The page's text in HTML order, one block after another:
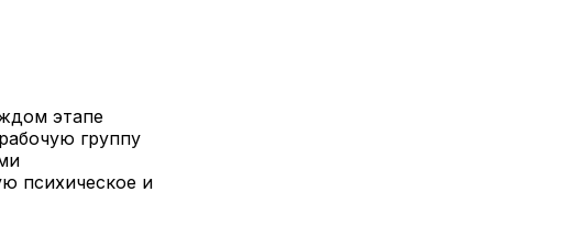
этапе
группу
психическое и